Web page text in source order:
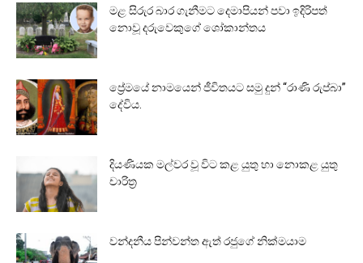
මළ සිරුර බාර ගැනීමට දෙමාපියන් පවා ඉදිරිපත්
නොවූ දරුවෙකුගේ ශෝකාන්තය
ප්‍රේමයේ නාමයෙන් ජීවිතයට සමු දුන් “රාණි රුප්බා”
දේවිය.
දියණියක මල්වර වූ විට කළ යුතු හා නොකළ යුතු
චාරිත්‍ර
වන්දනීය පින්වන්ත ඇත් රජුගේ නික්මයාම